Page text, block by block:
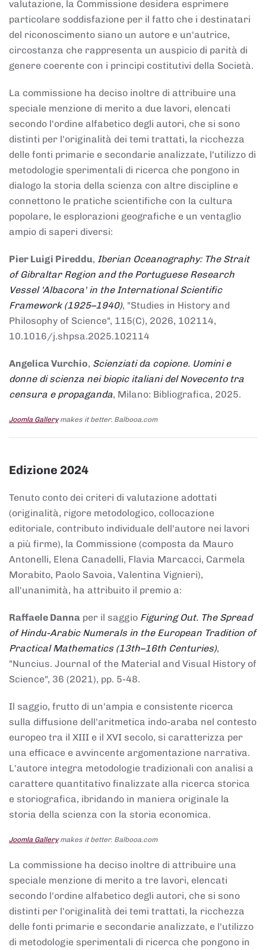
valutazione, la Commissione desidera esprimere
particolare soddisfazione per il fatto che i destinatari
del riconoscimento siano un autore e un'autrice,
circostanza che rappresenta un auspicio di parità di
genere coerente con i principi costitutivi della Società.
La commissione ha deciso inoltre di attribuire una
speciale menzione di merito a due lavori, elencati
secondo l'ordine alfabetico degli autori, che si sono
distinti per l'originalità dei temi trattati, la ricchezza
delle fonti primarie e secondarie analizzate, l'utilizzo di
metodologie sperimentali di ricerca che pongono in
dialogo la storia della scienza con altre discipline e
connettono le pratiche scientifiche con la cultura
popolare, le esplorazioni geografiche e un ventaglio
ampio di saperi diversi:
Pier Luigi Pireddu, Iberian Oceanography: The Strait
of Gibraltar Region and the Portuguese Research
Vessel 'Albacora' in the International Scientific
Framework (1925–1940), "Studies in History and
Philosophy of Science", 115(C), 2026, 102114,
10.1016/j.shpsa.2025.102114
Angelica Vurchio, Scienziati da copione. Uomini e
donne di scienza nei biopic italiani del Novecento tra
censura e propaganda, Milano: Bibliografica, 2025.
Joomla Gallerymakes it better. Balbooa.com
Edizione 2024
Tenuto conto dei criteri di valutazione adottati
(originalità, rigore metodologico, collocazione
editoriale, contributo individuale dell'autore nei lavori
a più firme), la Commissione (composta da Mauro
Antonelli, Elena Canadelli, Flavia Marcacci, Carmela
Morabito, Paolo Savoia, Valentina Vignieri),
all'unanimità, ha attribuito il premio a:
Raffaele Danna per il saggio Figuring Out. The Spread
of Hindu-Arabic Numerals in the European Tradition of
Practical Mathematics (13th–16th Centuries),
"Nuncius. Journal of the Material and Visual History of
Science", 36 (2021), pp. 5-48.
Il saggio, frutto di un'ampia e consistente ricerca
sulla diffusione dell'aritmetica indo-araba nel contesto
europeo tra il XIII e il XVI secolo, si caratterizza per
una efficace e avvincente argomentazione narrativa.
L'autore integra metodologie tradizionali con analisi a
carattere quantitativo finalizzate alla ricerca storica
e storiografica, ibridando in maniera originale la
storia della scienza con la storia economica.
Joomla Gallerymakes it better. Balbooa.com
La commissione ha deciso inoltre di attribuire una
speciale menzione di merito a tre lavori, elencati
secondo l'ordine alfabetico degli autori, che si sono
distinti per l'originalità dei temi trattati, la ricchezza
delle fonti primarie e secondarie analizzate, e l'utilizzo
di metodologie sperimentali di ricerca che pongono in